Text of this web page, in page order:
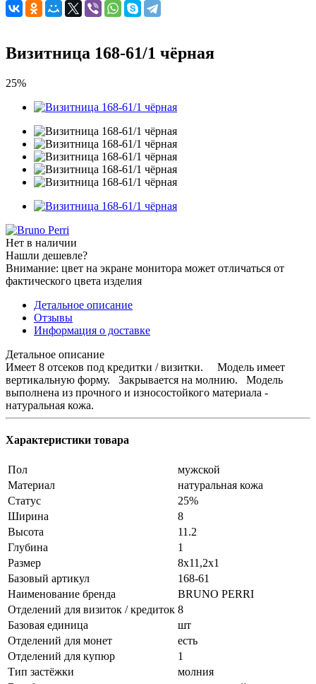
Визитница 168-61/1 чёрная
25%
Нет в наличии
Нашли дешевле?
Внимание: цвет на экране монитора может отличаться от
фактического цвета изделия
Детальное описание
Отзывы
Информация о доставке
Детальное описание
Имеет 8 отсеков под кредитки / визитки. Модель имеет
вертикальную форму. Закрывается на молнию. Модель
выполнена из прочного и износостойкого материала -
натуральная кожа.
Характеристики товара
Пол
мужской
Материал
натуральная кожа
Статус
25%
Ширина
8
Высота
11.2
Глубина
1
Размер
8x11,2x1
Базовый артикул
168-61
Наименование бренда
BRUNO PERRI
Отделений для визиток / кредиток 8
Базовая единица
шт
Отделений для монет
есть
Отделений для купюр
1
Тип застёжки
молния